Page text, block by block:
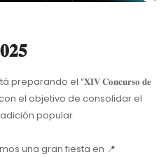
preparando el “𝐗𝐈𝐕 𝐂𝐨𝐧𝐜𝐮𝐫𝐬𝐨 𝐝𝐞
el objetivo de consolidar el
popular.
una gran fiesta en 📍